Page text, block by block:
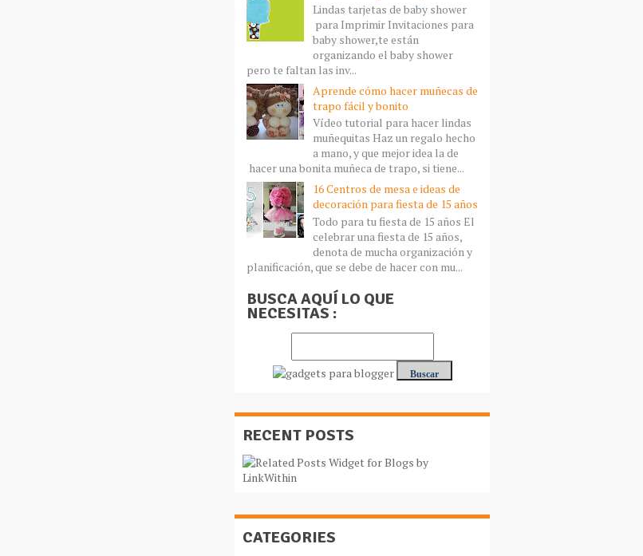
Lindas tarjetas de baby shower
para Imprimir Invitaciones para
baby shower,te están
organizando el baby shower
pero te faltan las inv...
Aprende cómo hacer muñecas de
trapo fácil y bonito
Vídeo tutorial para hacer lindas
muñequitas Haz un regalo hecho
a mano, y que mejor idea la de
hacer una bonita muñeca de trapo, si tiene...
16 Centros de mesa e ideas de
decoración para fiesta de 15 años
Todo para tu fiesta de 15 años El
celebrar una fiesta de 15 años,
denota de mucha organización y
planificación, que se debe de hacer con mu...
BUSCA AQUÍ LO QUE
NECESITAS :
RECENT POSTS
CATEGORIES